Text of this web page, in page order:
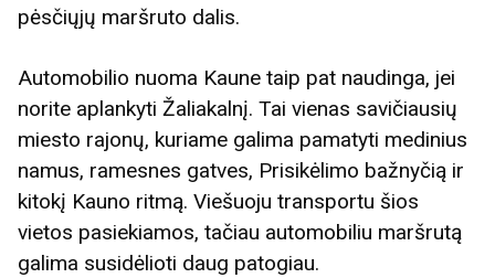
pėsčiųjų maršruto dalis.
Automobilio nuoma Kaune taip pat naudinga, jei
norite aplankyti Žaliakalnį. Tai vienas savičiausių
miesto rajonų, kuriame galima pamatyti medinius
namus, ramesnes gatves, Prisikėlimo bažnyčią ir
kitokį Kauno ritmą. Viešuoju transportu šios
vietos pasiekiamos, tačiau automobiliu maršrutą
galima susidėlioti daug patogiau.